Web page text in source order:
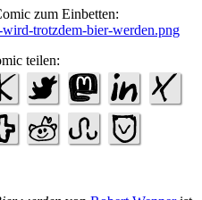
zum Einbetten:
trotzdem-bier-werden.png
teilen: